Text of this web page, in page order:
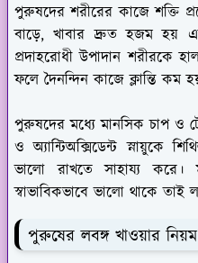
পুরুষদের শরীরের কাজে শক্তি
বাড়ে, খাবার দ্রুত হজম হয়
প্রদাহরোধী উপাদান শরীরকে
ফলে দৈনন্দিন কাজে ক্লান্তি কম
পুরুষদের মধ্যে মানসিক চাপ ও
ও অ্যান্টিঅক্সিডেন্ট স্নায়ুকে
ভালো রাখতে সাহায্য করে।
স্বাভাবিকভাবে ভালো থাকে তাই
পুরুষের লবঙ্গ খাওয়ার নিয়ম